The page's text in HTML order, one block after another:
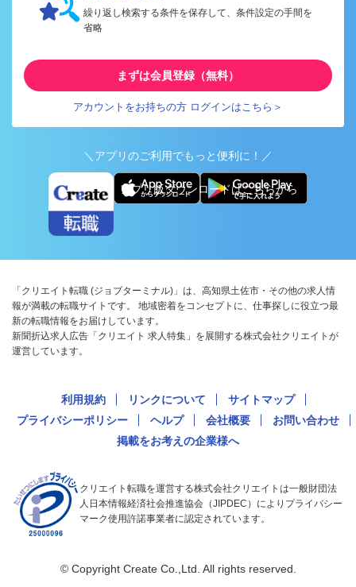
繰り返し検索する条件を保存して、条件設定の手間を
省略
まずは会員登録（無料）
アカウントをお持ちの方 ログインはこちら＞
＼アプリのご利用でもっと便利に！／
アプリ版ダウンロードはこちらから
「クリエイト転職 (ジョブターミナル)」は、高知県土佐市・その他の求人情
報が満載の転職サイトです。 地域密着をコンセプトに、仕事探しに役立つ最
新の転職情報をお届けしています。
新聞折込求人広告「クリエイト 求人特集」を展開する株式会社クリエイトが
運営しています。
利用規約 リンクについて
サイトマップ
プライバシーポリシー
ヘルプ 会社概要
お問い合わせ
掲載をお考えの企業様へ
クリエイト転職を運営する株式会社クリエイトは一般財団法
人日本情報経済社会推進協会（JIPDEC）によりプライバシー
マーク使用許諾事業者に認定されています。
© Copyright Create Co.,Ltd. All rights reserved.